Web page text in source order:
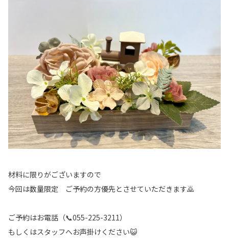
材料に限りがございますので
今回は数量限定 ご予約の方優先とさせていただきます🙇
ご予約はお電話（📞055-225-3211）
もしくはスタッフへお声掛けください😺